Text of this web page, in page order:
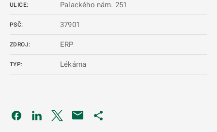
ULICE: Palackého nám. 251
PSČ: 37901
ZDROJ: ERP
TYP: Lékárna
Odkaz se otevře na nové kartě
Odkaz se otevře na nové kartě
Odkaz se otevře na nové kartě